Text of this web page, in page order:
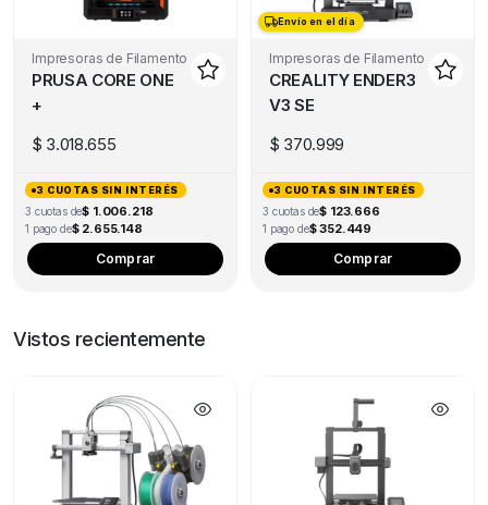
Impresoras de Filamento
PRUSA CORE ONE
+
$ 3.018.655
3 CUOTAS SIN INTERÉS
3 cuotas de$ 1.006.218
1 pago de$ 2.655.148
Comprar
Envío en el día
Envío en el día
Impresoras de Filamento
CREALITY ENDER3
V3 SE
$ 370.999
3 CUOTAS SIN INTERÉS
3 cuotas de$ 123.666
1 pago de$ 352.449
Comprar
Vistos recientemente